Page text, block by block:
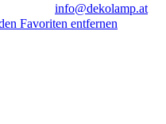
info@dekolamp.at
Favoriten entfernen